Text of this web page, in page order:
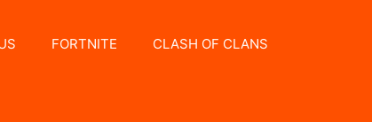
FORTNITE CLASH OF CLANS